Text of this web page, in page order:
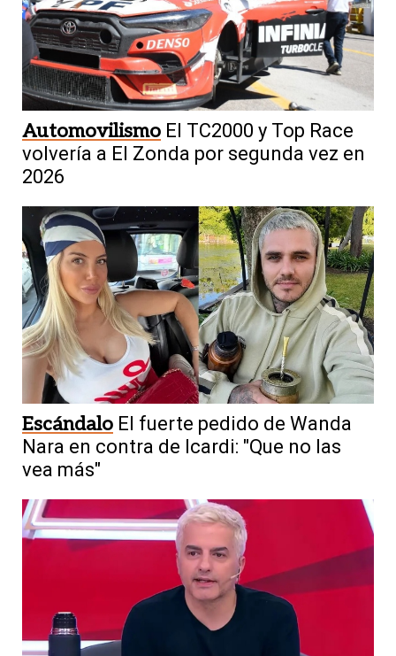
Automovilismo El TC2000 y Top Race
volvería a El Zonda por segunda vez en
2026
Escándalo El fuerte pedido de Wanda
Nara en contra de Icardi: "Que no las
vea más"